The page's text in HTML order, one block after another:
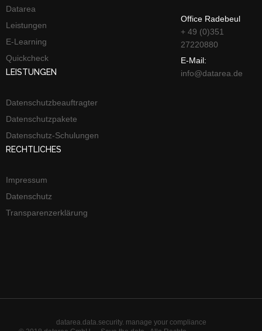
Datarea
Leistungen
E-Learning
Quickcheck
LEISTUNGEN
Datenschutzbeauftragter
Datenschutzpakete
Datenschutz-Schulungen
RECHTLICHES
Impressum
Datenschutz
Transparenzerklärung
Office Radebeul
+ 49 (0)351
27220880
E-Mail:
info@datarea.de
datarea.data.security. manage your compliance